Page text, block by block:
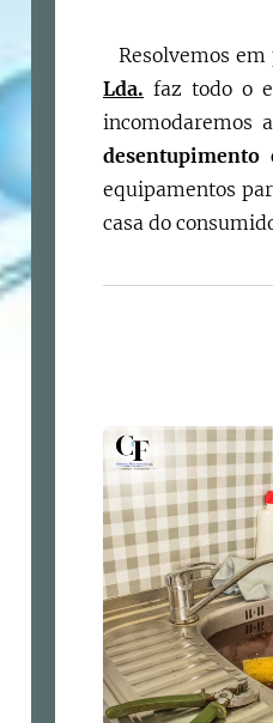
Resolvemos
Lda. faz todo o
incomodaremos
desentupimento
equipamentos
casa do